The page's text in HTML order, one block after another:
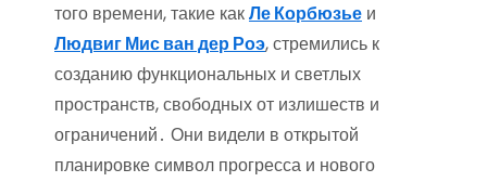
того времени, такие какЛе Корбюзье и
Людвиг Мис ван дер Роэ, стремились к
созданию функциональных и светлых
пространств, свободных от излишеств и
ограничений․ Они видели в открытой
планировке символ прогресса и нового